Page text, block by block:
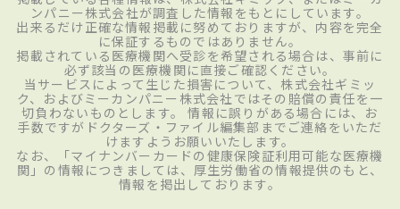
ンパニー株式会社が調査した情報をもとにしています。
出来るだけ正確な情報掲載に努めておりますが、内容を完全
に保証するものではありません。
掲載されている医療機関へ受診を希望される場合は、事前に
必ず該当の医療機関に直接ご確認ください。
当サービスによって生じた損害について、株式会社ギミッ
ク、およびミーカンパニー株式会社ではその賠償の責任を一
切負わないものとします。 情報に誤りがある場合には、お
手数ですがドクターズ・ファイル編集部までご連絡をいただ
けますようお願いいたします。
なお、「マイナンバーカードの健康保険証利用可能な医療機
関」の情報につきましては、厚生労働省の情報提供のもと、
情報を掲出しております。